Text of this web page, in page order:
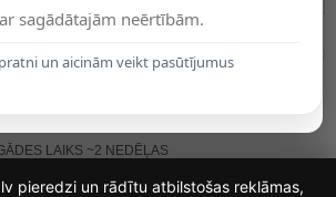
LAIKS ~2 NEDĒĻAS
sagādātajām neērtībām.
un aicinām veikt pasūtījumus
pieredzi un rādītu atbilstošas reklāmas,